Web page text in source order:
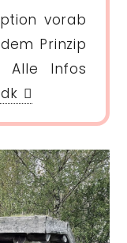
vorab
Prinzip
Alle Infos